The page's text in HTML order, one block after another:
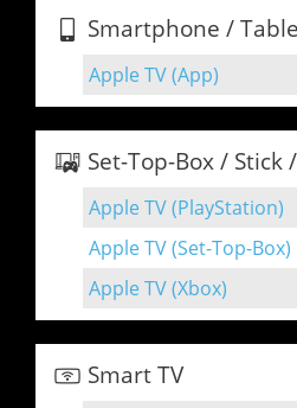
Smartphone /
Apple TV (App)
Set-Top-Box / Stick
Apple TV (PlayStation)
Apple TV (Set-Top-Box)
Apple TV (Xbox)
Smart TV